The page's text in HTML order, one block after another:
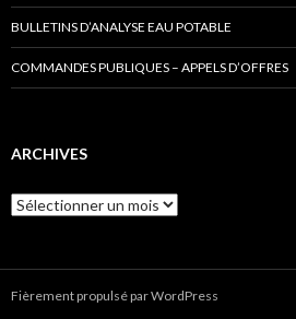
BULLETINS D’ANALYSE EAU POTABLE
COMMANDES PUBLIQUES – APPELS D’OFFRES
ARCHIVES
Archives
Fièrement propulsé par WordPress